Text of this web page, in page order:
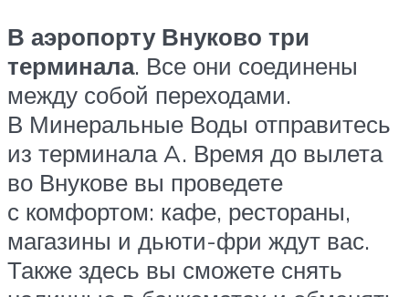
В аэропорту Внуково три
терминала. Все они соединены
между собой переходами.
В Минеральные Воды отправитесь
из терминала A. Время до вылета
во Внукове вы проведете
с комфортом: кафе, рестораны,
магазины и дьюти-фри ждут вас.
Также здесь вы сможете снять